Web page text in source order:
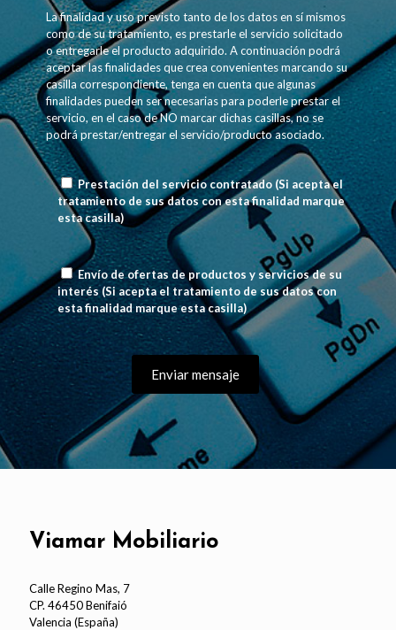
La finalidad y uso previsto tanto de los datos en sí mismos
como de su tratamiento, es prestarle el servicio solicitado
o entregarle el producto adquirido. A continuación podrá
aceptar las finalidades que crea convenientes marcando su
casilla correspondiente, tenga en cuenta que algunas
finalidades pueden ser necesarias para poderle prestar el
servicio, en el caso de NO marcar dichas casillas, no se
podrá prestar/entregar el servicio/producto asociado.
Prestación del servicio contratado (Si acepta el
tratamiento de sus datos con esta finalidad marque
esta casilla)
Envío de ofertas de productos y servicios de su
interés(Si acepta el tratamiento de sus datos con
esta finalidad marque esta casilla)
Viamar Mobiliario
Calle Regino Mas, 7
CP. 46450 Benifaió
Valencia (España)